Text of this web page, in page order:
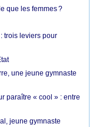
que les femmes ?
trois leviers pour
une jeune gymnaste
paraître « cool » : entre
jeune gymnaste